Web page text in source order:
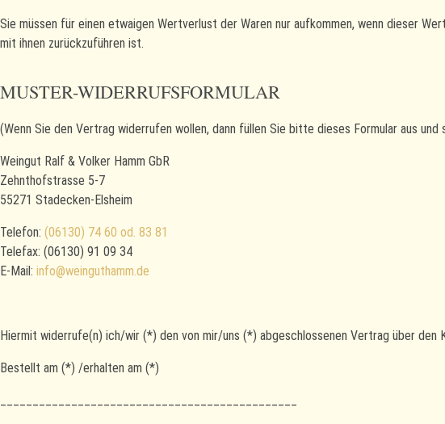
Sie müssen für einen etwaigen Wertverlust der Waren nur aufkommen, wenn dieser
mit ihnen zurückzuführen ist.
MUSTER-WIDERRUFSFORMULAR
(Wenn Sie den Vertrag widerrufen wollen, dann füllen Sie bitte dieses Formular aus und
Weingut Ralf & Volker Hamm GbR
Zehnthofstrasse 5-7
55271 Stadecken-Elsheim
Telefon: (06130) 74 60 od. 83 81
Telefax: (06130) 91 09 34
E-Mail: info@weinguthamm.de
Hiermit widerrufe(n) ich/wir (*) den von mir/uns (*) abgeschlossenen Vertrag über den
Bestellt am (*) /erhalten am (*)